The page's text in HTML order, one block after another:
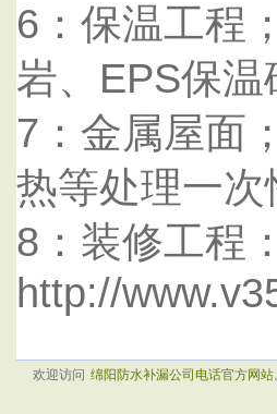
6：保温工程
岩、EPS保
7：金属屋面
热等处理一
8：装修工程
http://
欢迎访问 绵阳防水补漏公司电话官方网站